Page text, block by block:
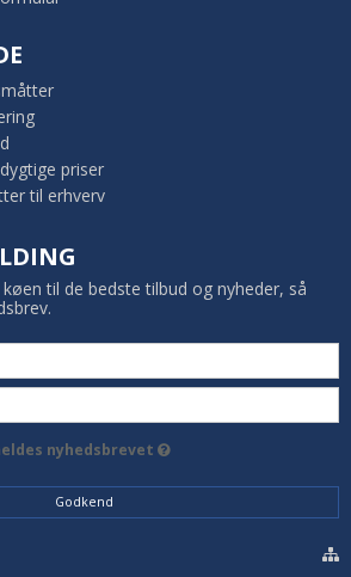
priser
til erhverv
til de bedste tilbud og nyheder, så
nyhedsbrevet
Godkend